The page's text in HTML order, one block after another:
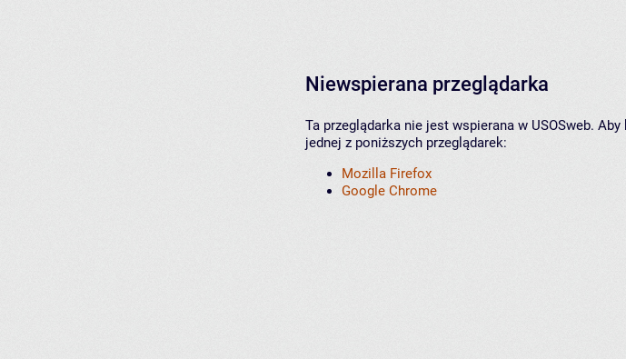
Niewspierana przeglądarka
Ta przeglądarka nie jest wspierana w USOSweb.
jednej z poniższych przeglądarek:
Mozilla Firefox
Google Chrome